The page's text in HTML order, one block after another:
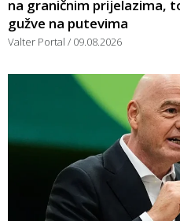
na graničnim prijelazima,
gužve na putevima
Valter Portal 09.08.2026